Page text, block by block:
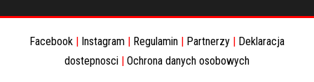
Facebook | Instagram | Regulamin | Partnerzy | Deklaracja
dostepnosci | Ochrona danych osobowych